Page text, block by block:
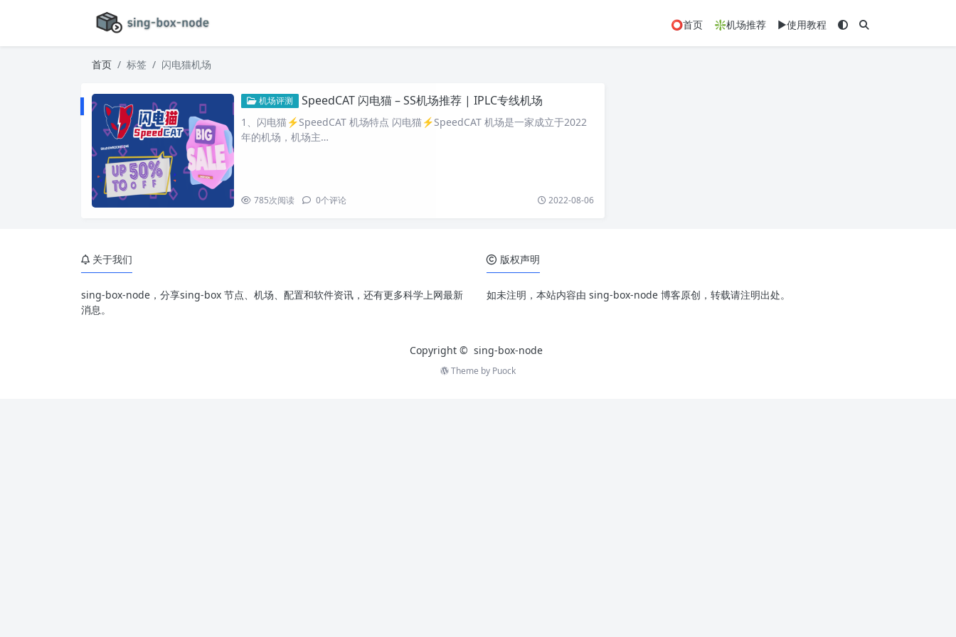
⭕首页 ❇️机场推荐 ▶️使用教程
首页 标签 闪电猫机场
机场评测 SpeedCAT 闪电猫 – SS机场推荐 | IPLC专线机场
1、闪电猫⚡️SpeedCAT 机场特点 闪电猫⚡️SpeedCAT 机场是一家成立于2022
年的机场，机场主…
785次阅读 0个评论 2022-08-06
关于我们
sing-box-node，分享sing-box 节点、机场、配置和软件资讯，还有更多科学上网最新
消息。
版权声明
如未注明，本站内容由 sing-box-node 博客原创，转载请注明出处。
Copyright © sing-box-node
Theme by Puock